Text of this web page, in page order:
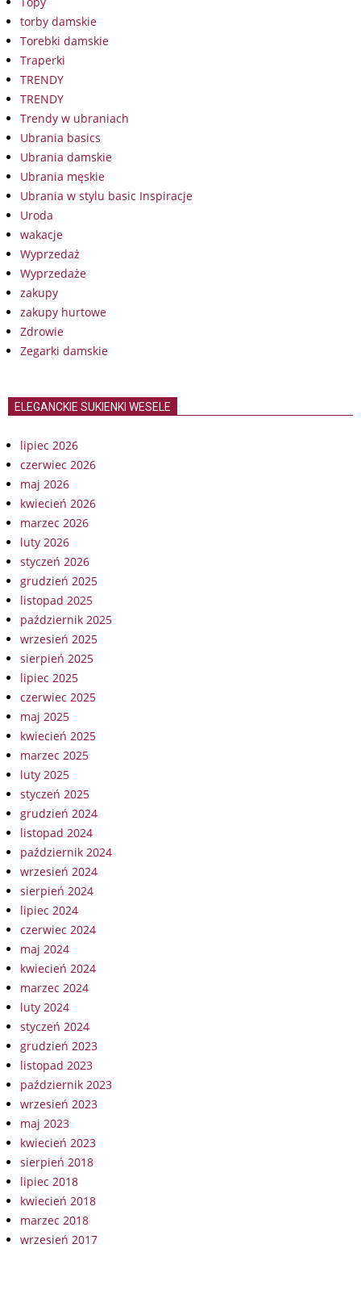
torby damskie
Torebki damskie
Traperki
TRENDY
TRENDY
Trendy w ubraniach
Ubrania basics
Ubrania damskie
Ubrania męskie
Ubrania w stylu basic Inspiracje
Uroda
wakacje
Wyprzedaż
Wyprzedaże
zakupy
zakupy hurtowe
Zdrowie
Zegarki damskie
ELEGANCKIE SUKIENKI WESELE
lipiec 2026
czerwiec 2026
maj 2026
kwiecień 2026
marzec 2026
luty 2026
styczeń 2026
grudzień 2025
listopad 2025
październik 2025
wrzesień 2025
sierpień 2025
lipiec 2025
czerwiec 2025
maj 2025
kwiecień 2025
marzec 2025
luty 2025
styczeń 2025
grudzień 2024
listopad 2024
październik 2024
wrzesień 2024
sierpień 2024
lipiec 2024
czerwiec 2024
maj 2024
kwiecień 2024
marzec 2024
luty 2024
styczeń 2024
grudzień 2023
listopad 2023
październik 2023
wrzesień 2023
maj 2023
kwiecień 2023
sierpień 2018
lipiec 2018
kwiecień 2018
marzec 2018
wrzesień 2017